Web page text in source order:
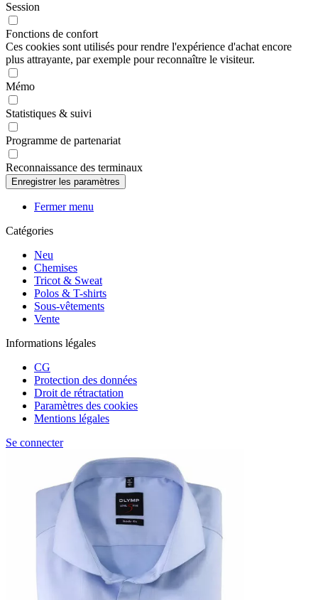
Session
Fonctions de confort
Ces cookies sont utilisés pour rendre l'expérience d'achat encore
plus attrayante, par exemple pour reconnaître le visiteur.
Mémo
Statistiques & suivi
Programme de partenariat
Reconnaissance des terminaux
Fermer menu
Catégories
Neu
Chemises
Tricot & Sweat
Polos & T-shirts
Sous-vêtements
Vente
Informations légales
CG
Protection des données
Droit de rétractation
Paramètres des cookies
Mentions légales
Se connecter